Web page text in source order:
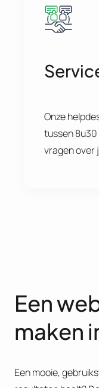
Onze
tussen 8u30
vragen over
Een
maken
Een mooie,